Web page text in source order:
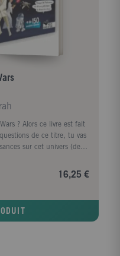
? Alors ce livre est fait
de ce titre, tu vas
sur cet univers (de
père de Luke Skywalker ?
a-t-il quitté le Premier
16,25 €